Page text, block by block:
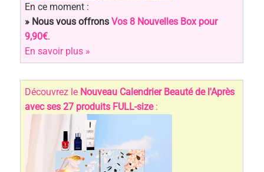
En ce moment :
» Nous vous offronsVos 8 Nouvelles Box pour
9,90€.
En savoir plus »
Découvrez le Nouveau Calendrier Beauté de l'Après
avec ses 27 produits FULL-size: